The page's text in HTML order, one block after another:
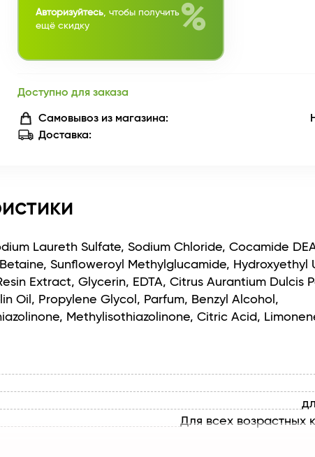
Авторизуйтесь , чтобы получить
ещё скидку
%
Доступно для заказа
Самовывоз из магазина:
Доставка:
Laureth Sulfate, Sodium Chloride, Сocamide
Sunfloweroyl Methylglucamide, Hydroxyethyl
Extract, Glycerin, EDTA, Citrus Aurantium Dulcis
Oil, Propylene Glycol, Parfum, Benzyl Alcohol,
Methylisothiazolinone, Citric Acid,
Для всех возрастных